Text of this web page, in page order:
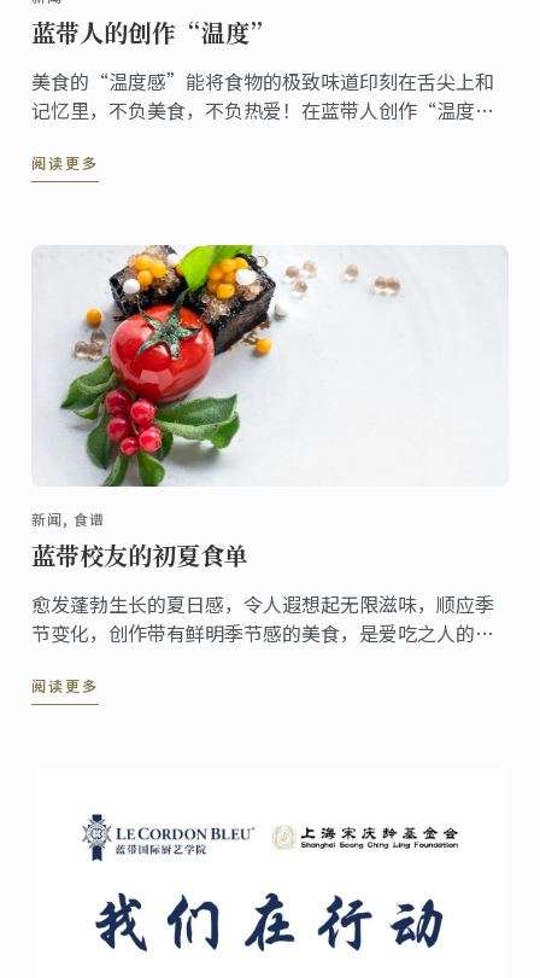
蓝带人的创作“温度”
美食的“温度感”能将食物的极致味道印刻在舌尖上和
记忆里，不负美食，不负热爱！在蓝带人创作“温度”
阅读更多
新闻, 食谱
蓝带校友的初夏食单
愈发蓬勃生长的夏日感，令人遐想起无限滋味，顺应季
节变化，创作带有鲜明季节感的美食，是爱吃之人的一
创意，为你的时令菜单带去风味活力！
阅读更多